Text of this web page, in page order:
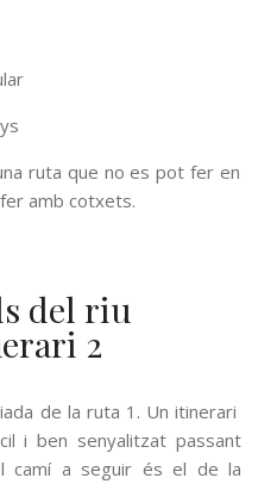
ruta que no es pot fer en
amb cotxets.
del riu
2
de la ruta 1. Un itinerari
i ben senyalitzat passant
camí a seguir és el de la